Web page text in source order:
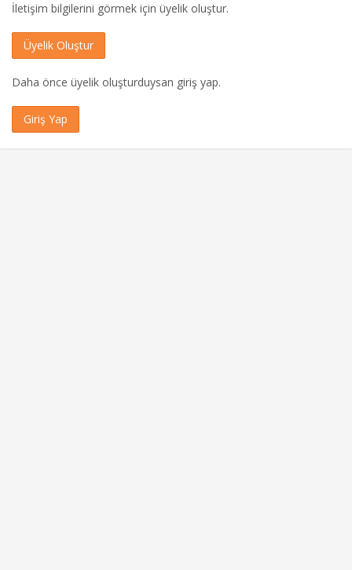
İletişim bilgilerini görmek için üyelik oluştur.
Üyelik Oluştur
Daha önce üyelik oluşturduysan giriş yap.
Giriş Yap